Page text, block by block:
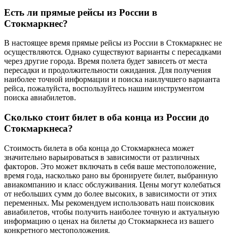
Есть ли прямые рейсы из России в
Стокмаркнес?
В настоящее время прямые рейсы из России в Стокмаркнес не
осуществляются. Однако существуют варианты с пересадками
через другие города. Время полета будет зависеть от места
пересадки и продолжительности ожидания. Для получения
наиболее точной информации и поиска наилучшего варианта
рейса, пожалуйста, воспользуйтесь нашим инструментом
поиска авиабилетов.
Сколько стоит билет в оба конца из России до
Стокмаркнеса?
Стоимость билета в оба конца до Стокмаркнеса может
значительно варьироваться в зависимости от различных
факторов. Это может включать в себя ваше местоположение,
время года, насколько рано вы бронируете билет, выбранную
авиакомпанию и класс обслуживания. Цены могут колебаться
от небольших сумм до более высоких, в зависимости от этих
переменных. Мы рекомендуем использовать наш поисковик
авиабилетов, чтобы получить наиболее точную и актуальную
информацию о ценах на билеты до Стокмаркнеса из вашего
конкретного местоположения.